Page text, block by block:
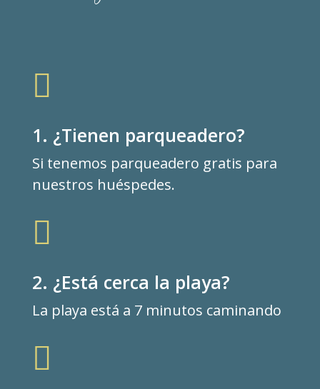

1. ¿Tienen parqueadero?
Si tenemos parqueadero gratis para
nuestros huéspedes.

2. ¿Está cerca la playa?
La playa está a 7 minutos caminando
